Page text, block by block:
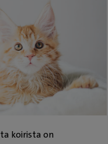
koirista on